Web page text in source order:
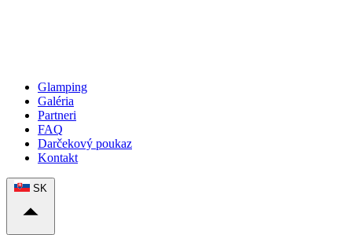
Glamping
Galéria
Partneri
FAQ
Darčekový poukaz
Kontakt
SK